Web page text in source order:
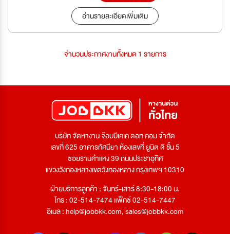
อ่านรายละเอียดเพิ่มเติม
จำนวนประกาศงานทั้งหมด 1 รายการ
บริษัท จัดหางาน จ๊อบบีเคเค ดอท คอม จำกัด
เลขที่ 625 อาคารทัศนียา ห้องเลขที่ ยูนิต ดี ชั้น 5
ซอยรามคำแหง 39 ถนนประชาอุทิศ
แขวงวังทองหลางเขตวังทองหลาง กรุงเทพฯ 10310
ฝ่ายบริการลูกค้า : จันทร์-เสาร์ 8:30-18:00 น.
โทร : 02-514-7474 แฟ็กซ์ 02-514-7447
อีเมล :help@jobbkk.com,sales@jobbkk.com